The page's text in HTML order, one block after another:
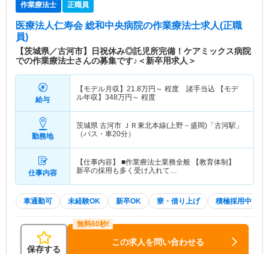
作業療法士 正職員
医療法人仁寿会 総和中央病院の作業療法士求人(正職
員)
【茨城県／古河市】日祝休み◎託児所完備！ケアミックス病院
での作業療法士さんの募集です♪＜新卒用求人＞
給与
【モデル月収】 21.8万円～ 程度 諸手当込 【モデ
ル年収】 348万円～ 程度
勤務地
茨城県 古河市 ＪＲ東北本線(上野－盛岡)「古河駅」
（バス・車20分）
仕事内容
【仕事内容】 ■作業療法士業務全般 【教育体制】
新卒の採用も多く受け入れて…
車通勤可 未経験OK 新卒OK 寮・借り上げ 積極採用中
保存する
この求人を問い合わせる